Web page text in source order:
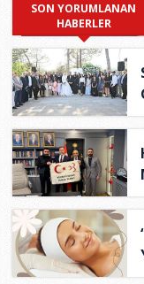
SON YORUMLANAN
HABERLER